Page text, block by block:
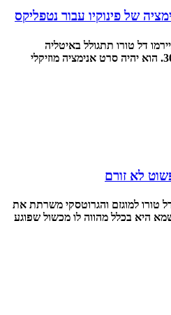
של פינוקיו עבור נטפליקס
דל טורו תתגולל באיטליה
הפאשיסטית של שנות ה-30. הוא יהיה סרט אנימציה מוזיקלי
לא זורם
טורו למוגזם והגרוטסקי משרתת את
היא בכלל מהווה לו מכשול שפוגע